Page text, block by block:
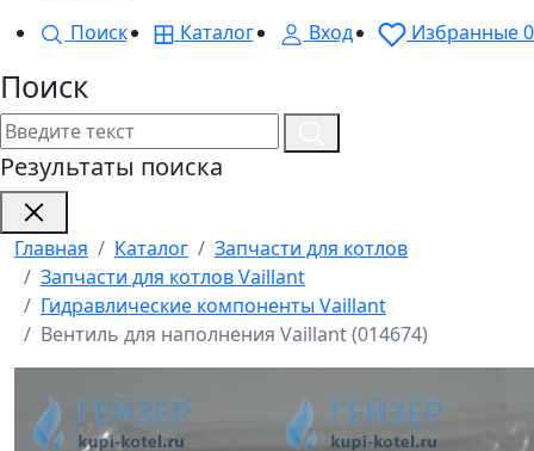
Поиск
Каталог Вход Избранные0
Поиск
Результаты поиска
Главная Каталог
Запчасти для котлов
Запчасти для котлов Vaillant
Гидравлические компоненты Vaillant
Вентиль для наполнения Vaillant (014674)